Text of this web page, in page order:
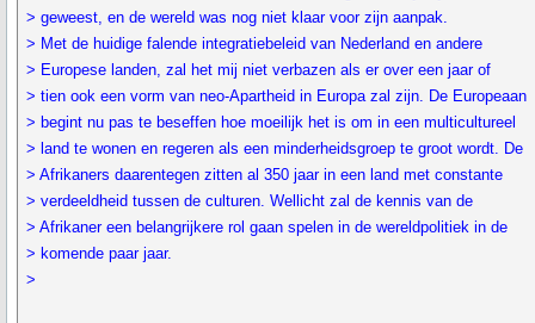
> geweest, en de wereld was nog niet klaar voor zijn aanpak.
> Met de huidige falende integratiebeleid van Nederland en andere
> Europese landen, zal het mij niet verbazen als er over een jaar of
> tien ook een vorm van neo-Apartheid in Europa zal zijn. De Europeaan
> begint nu pas te beseffen hoe moeilijk het is om in een multicultureel
> land te wonen en regeren als een minderheidsgroep te groot wordt. De
> Afrikaners daarentegen zitten al 350 jaar in een land met constante
> verdeeldheid tussen de culturen. Wellicht zal de kennis van de
> Afrikaner een belangrijkere rol gaan spelen in de wereldpolitiek in de
> komende paar jaar.
>